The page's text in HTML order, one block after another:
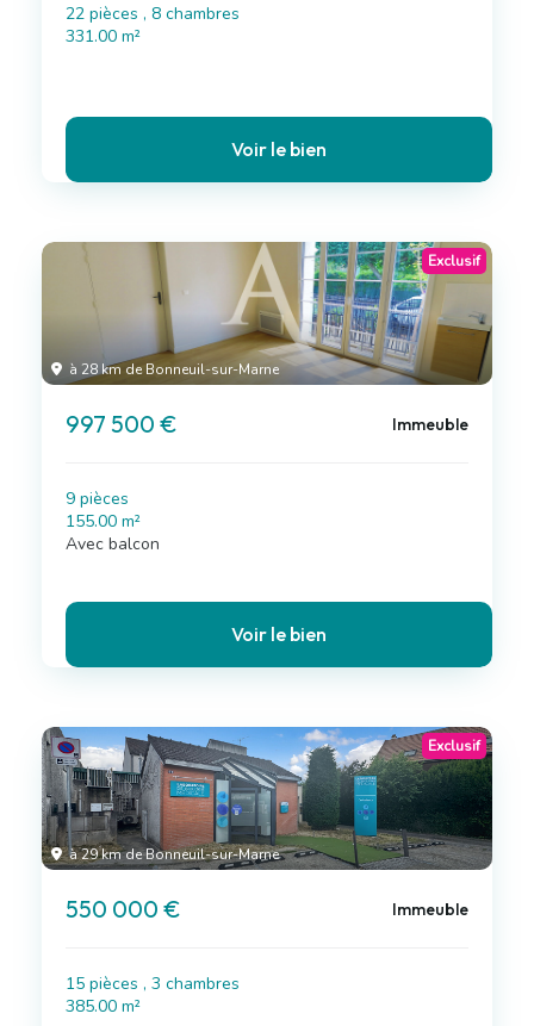
22 pièces , 8 chambres
331.00 m²
Voir le bien
à 28 km de Bonneuil-sur-Marne
Exclusif
997 500 € Immeuble
9 pièces
155.00 m²
Avec balcon
Voir le bien
à 29 km de Bonneuil-sur-Marne
Exclusif
550 000 € Immeuble
15 pièces , 3 chambres
385.00 m²